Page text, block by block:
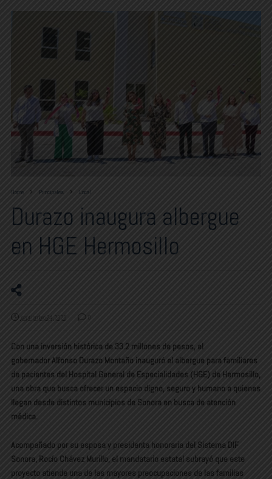
Home Principales Local
Durazo inaugura albergue
en HGE Hermosillo
septiembre 24, 2025 0
Con una inversión histórica de 33.2 millones de pesos, el
gobernadorAlfonso Durazo Montañoinauguró el albergue para familiares
de pacientes del Hospital General de Especialidades (HGE) de Hermosillo,
una obra que busca ofrecer un espacio digno, seguro y humano a quienes
llegan desde distintos municipios de Sonora en busca de atención
médica.
Acompañado por su esposa y presidenta honoraria del Sistema DIF
Sonora, Rocío Chávez Murillo, el mandatario estatal subrayó que este
proyecto atiende una de las mayores preocupaciones de las familias